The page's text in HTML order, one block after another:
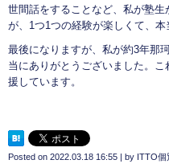
世間話をすることなど、私が塾
が、1つ1つの経験が楽しくて、本
最後になりますが、私が約3年那
当にありがとうございました。
援しています。
Posted on 2022.03.18 16:55 | by ITTO